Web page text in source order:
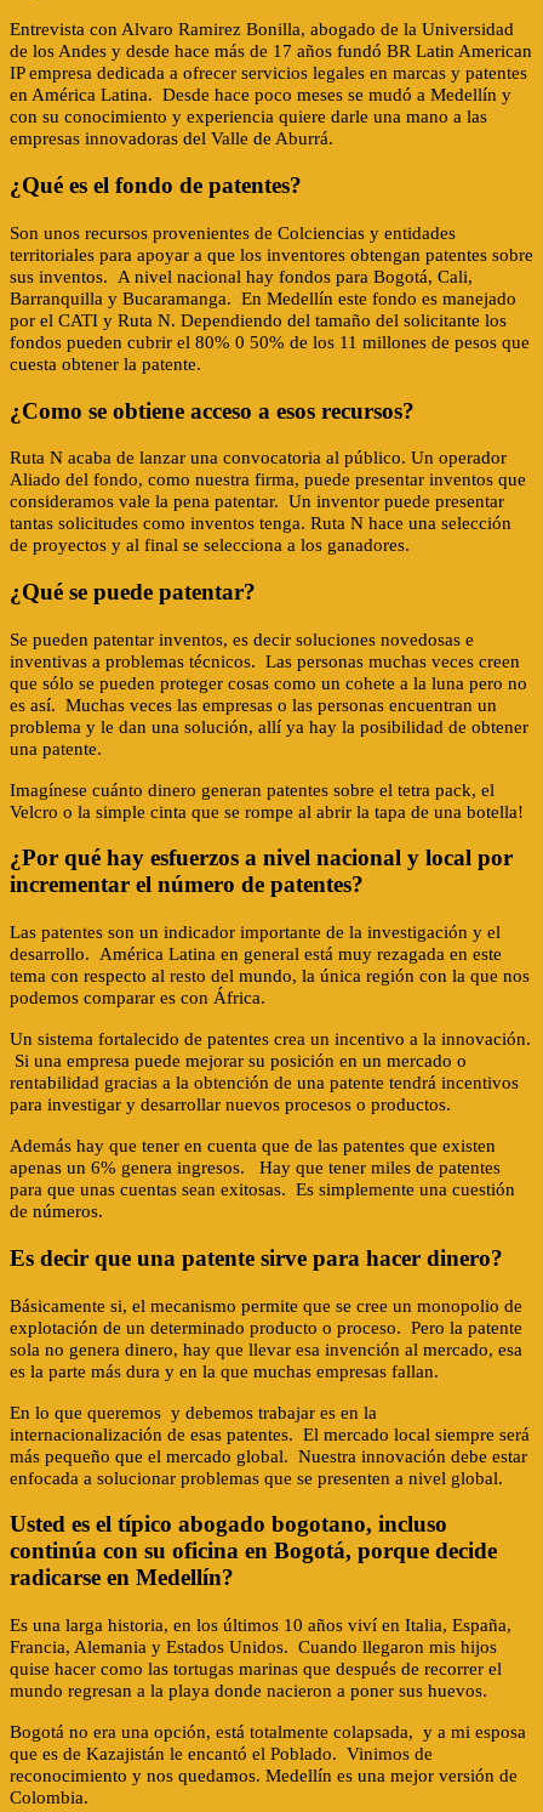
Entrevista con Alvaro Ramirez Bonilla, abogado de la Universidad
de los Andes y desde hace más de 17 años fundó BR Latin American
IP empresa dedicada a ofrecer servicios legales en marcas y patentes
en América Latina. Desde hace poco meses se mudó a Medellín y
con su conocimiento y experiencia quiere darle una mano a las
empresas innovadoras del Valle de Aburrá.
¿Qué es el fondo de patentes?
Son unos recursos provenientes de Colciencias y entidades
territoriales para apoyar a que los inventores obtengan patentes sobre
sus inventos. A nivel nacional hay fondos para Bogotá, Cali,
Barranquilla y Bucaramanga. En Medellín este fondo es manejado
por el CATI y Ruta N. Dependiendo del tamaño del solicitante los
fondos pueden cubrir el 80% 0 50% de los 11 millones de pesos que
cuesta obtener la patente.
¿Como se obtiene acceso a esos recursos?
Ruta N acaba de lanzar una convocatoria al público. Un operador
Aliado del fondo, como nuestra firma, puede presentar inventos que
consideramos vale la pena patentar. Un inventor puede presentar
tantas solicitudes como inventos tenga. Ruta N hace una selección
de proyectos y al final se selecciona a los ganadores.
¿Qué se puede patentar?
Se pueden patentar inventos, es decir soluciones novedosas e
inventivas a problemas técnicos. Las personas muchas veces creen
que sólo se pueden proteger cosas como un cohete a la luna pero no
es así. Muchas veces las empresas o las personas encuentran un
problema y le dan una solución, allí ya hay la posibilidad de obtener
una patente.
Imagínese cuánto dinero generan patentes sobre el tetra pack, el
Velcro o la simple cinta que se rompe al abrir la tapa de una botella!
¿Por qué hay esfuerzos a nivel nacional y local por
incrementar el número de patentes?
Las patentes son un indicador importante de la investigación y el
desarrollo. América Latina en general está muy rezagada en este
tema con respecto al resto del mundo, la única región con la que nos
podemos comparar es con África.
Un sistema fortalecido de patentes crea un incentivo a la innovación.
Si una empresa puede mejorar su posición en un mercado o
rentabilidad gracias a la obtención de una patente tendrá incentivos
para investigar y desarrollar nuevos procesos o productos.
Además hay que tener en cuenta que de las patentes que existen
apenas un 6% genera ingresos. Hay que tener miles de patentes
para que unas cuentas sean exitosas. Es simplemente una cuestión
de números.
Es decir que una patente sirve para hacer dinero?
Básicamente si, el mecanismo permite que se cree un monopolio de
explotación de un determinado producto o proceso. Pero la patente
sola no genera dinero, hay que llevar esa invención al mercado, esa
es la parte más dura y en la que muchas empresas fallan.
En lo que queremos y debemos trabajar es en la
internacionalización de esas patentes. El mercado local siempre será
más pequeño que el mercado global. Nuestra innovación debe estar
enfocada a solucionar problemas que se presenten a nivel global.
Usted es el típico abogado bogotano, incluso
continúa con su oficina en Bogotá, porque decide
radicarse en Medellín?
Es una larga historia, en los últimos 10 años viví en Italia, España,
Francia, Alemania y Estados Unidos. Cuando llegaron mis hijos
quise hacer como las tortugas marinas que después de recorrer el
mundo regresan a la playa donde nacieron a poner sus huevos.
Bogotá no era una opción, está totalmente colapsada, y a mi esposa
que es de Kazajistán le encantó el Poblado. Vinimos de
reconocimiento y nos quedamos. Medellín es una mejor versión de
Colombia.